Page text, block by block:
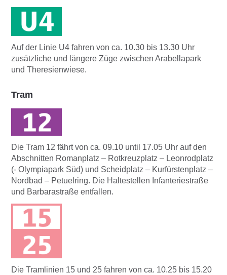
Auf der Linie U4 fahren von ca. 10.30 bis 13.30 Uhr
zusätzliche und längere Züge zwischen Arabellapark
und Theresienwiese.
Tram
Die Tram 12 fährt von ca. 09.10 until 17.05 Uhr auf den
Abschnitten Romanplatz – Rotkreuzplatz – Leonrodplatz
(- Olympiapark Süd) und Scheidplatz – Kurfürstenplatz –
Nordbad – Petuelring. Die Haltestellen Infanteriestraße
und Barbarastraße entfallen.
Die Tramlinien 15 und 25 fahren von ca. 10.25 bis 15.20